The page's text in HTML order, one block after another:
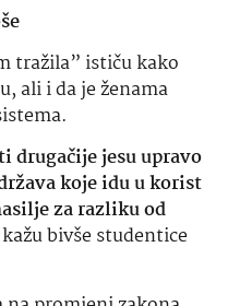
tražila” ističu kako
ali i da je ženama
drugačije jesu upravo
koje idu u korist
za razliku od
bivše studentice